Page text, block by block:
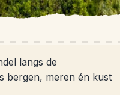
langs de
bergen, meren én kust